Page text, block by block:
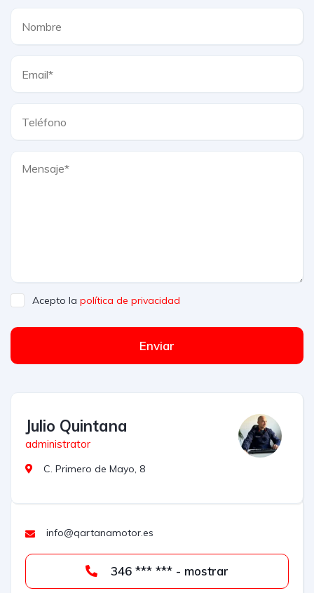
Acepto la política de privacidad
Enviar
Julio Quintana
administrator
C. Primero de Mayo, 8
info@qartanamotor.es
346 *** *** - mostrar